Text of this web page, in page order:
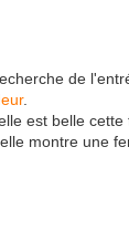
de
.
est belle cette
montre une